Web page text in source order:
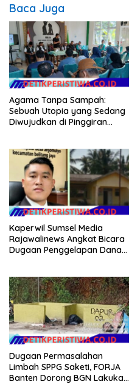
Baca Juga
Agama Tanpa Sampah:
Sebuah Utopia yang Sedang
Diwujudkan di Pinggiran
Kaperwil Sumsel Media
Rajawalinews Angkat Bicara
Dugaan Penggelapan Dana
Hilang 3 Bulan Bawa
Anggaran Pembangunan
Dugaan Permasalahan
Limbah SPPG Saketi, FORJA
Banten Dorong BGN Lakukan